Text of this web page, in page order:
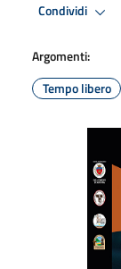
Condividi
Argomenti:
Tempo libero